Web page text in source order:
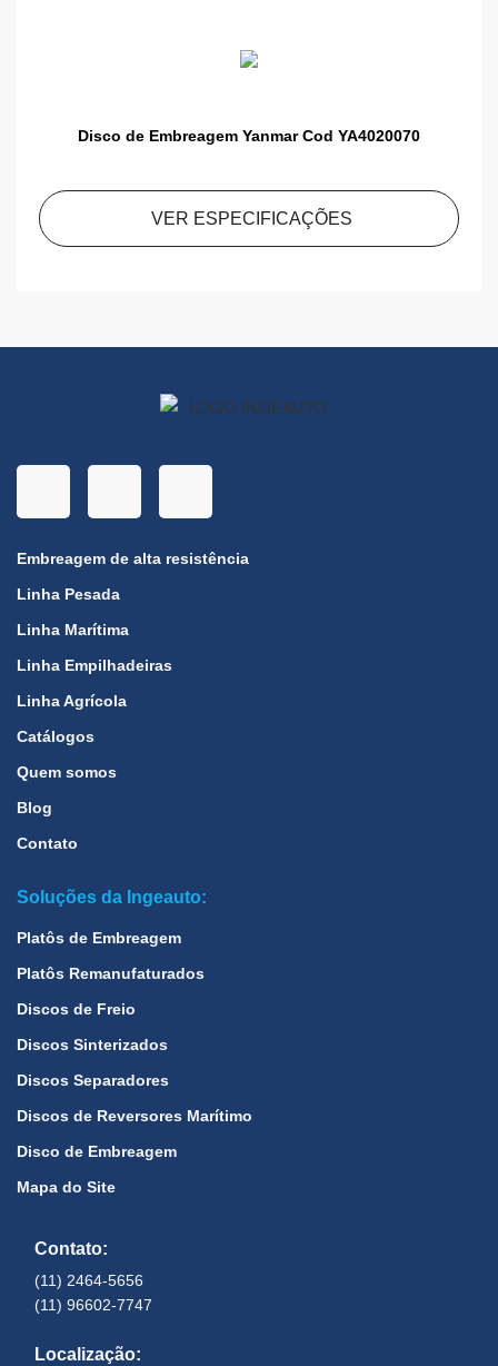
Disco de Embreagem Yanmar Cod YA4020070
VER ESPECIFICAÇÕES
Embreagem de alta resistência
Linha Pesada
Linha Marítima
Linha Empilhadeiras
Linha Agrícola
Catálogos
Quem somos
Blog
Contato
Soluções da Ingeauto:
Platôs de Embreagem
Platôs Remanufaturados
Discos de Freio
Discos Sinterizados
Discos Separadores
Discos de Reversores Marítimo
Disco de Embreagem
Mapa do Site
Contato:
(11) 2464-5656
(11) 96602-7747
Localização: